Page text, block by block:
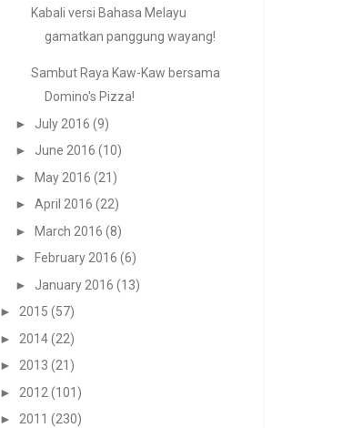
Kabali versi Bahasa Melayu
gamatkan panggung wayang!
Sambut Raya Kaw-Kaw bersama
Domino's Pizza!
► July 2016 (9)
► June 2016 (10)
► May 2016 (21)
► April 2016 (22)
► March 2016 (8)
►
February 2016 (6)
► January 2016 (13)
► 2015 (57)
► 2014(22)
► 2013 (21)
► 2012 (101)
► 2011 (230)